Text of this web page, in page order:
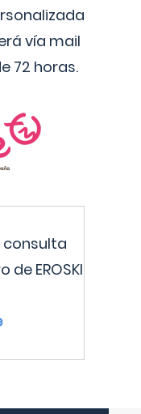
vía mail
72 horas.
consulta
EROSKI